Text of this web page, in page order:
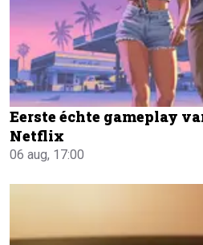
Eerste échte gameplay
Netflix
06 aug, 17:00